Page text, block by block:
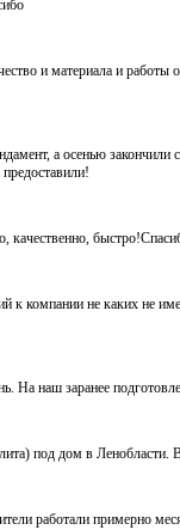
и материала и
а осенью
качественно,
компании не каких не
На наш заранее
под дом в
работали примерно